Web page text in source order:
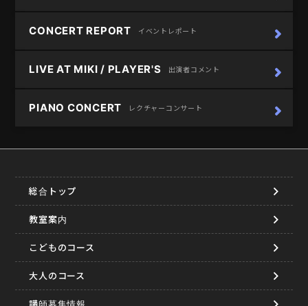
CONCERT REPORT イベントレポート
LIVE AT MIKI / PLAYER'S 出演者コメント
PIANO CONCERT レクチャーコンサート
総合トップ
教室案内
こどものコース
大人のコース
講師募集情報